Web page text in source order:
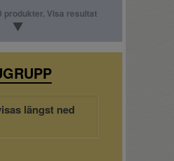
CLUB
VINFO
produkter. Visa resultat
längst ned